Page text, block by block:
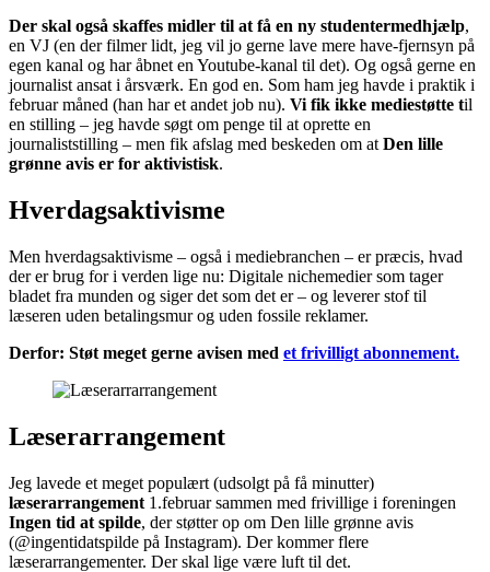
Der skal også skaffes midler til at få en ny studentermedhjælp,
en VJ (en der filmer lidt, jeg vil jo gerne lave mere have-fjernsyn på
egen kanal og har åbnet en Youtube-kanal til det). Og også gerne en
journalist ansat i årsværk. En god en. Som ham jeg havde i praktik i
februar måned (han har et andet job nu). Vi fik ikke mediestøtte til
en stilling – jeg havde søgt om penge til at oprette en
journaliststilling – men fik afslag med beskeden om at Den lille
grønne avis er for aktivistisk.
Hverdagsaktivisme
Men hverdagsaktivisme – også i mediebranchen – er præcis, hvad
der er brug for i verden lige nu: Digitale nichemedier som tager
bladet fra munden og siger det som det er – og leverer stof til
læseren uden betalingsmur og uden fossile reklamer.
Derfor: Støt meget gerne avisen med et frivilligt abonnement.
Læserarrangement
Jeg lavede et meget populært (udsolgt på få minutter)
læserarrangement 1.februar sammen med frivillige i foreningen
Ingen tid at spilde, der støtter op om Den lille grønne avis
(@ingentidatspilde på Instagram). Der kommer flere
læserarrangementer. Der skal lige være luft til det.